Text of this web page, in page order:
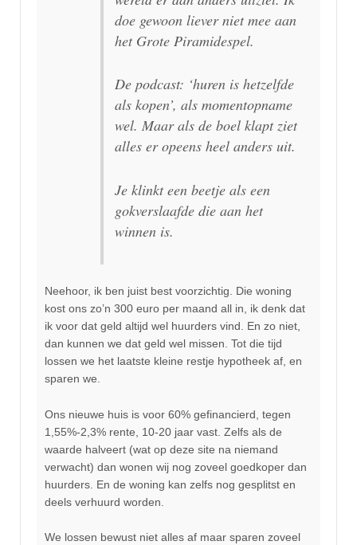
doe gewoon liever niet mee aan
het Grote Piramidespel.
De podcast: ‘huren is hetzelfde
als kopen’, als momentopname
wel. Maar als de boel klapt ziet
alles er opeens heel anders uit.
Je klinkt een beetje als een
gokverslaafde die aan het
winnen is.
Neehoor, ik ben juist best voorzichtig. Die woning
kost ons zo’n 300 euro per maand all in, ik denk dat
ik voor dat geld altijd wel huurders vind. En zo niet,
dan kunnen we dat geld wel missen. Tot die tijd
lossen we het laatste kleine restje hypotheek af, en
sparen we.
Ons nieuwe huis is voor 60% gefinancierd, tegen
1,55%-2,3% rente, 10-20 jaar vast. Zelfs als de
waarde halveert (wat op deze site na niemand
verwacht) dan wonen wij nog zoveel goedkoper dan
huurders. En de woning kan zelfs nog gesplitst en
deels verhuurd worden.
We lossen bewust niet alles af maar sparen zoveel